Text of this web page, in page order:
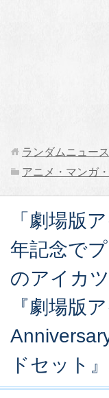
ランダムニュース
アニメ・マンガ
「劇場版
年記念で
のアイカ
『劇場版
ドセット